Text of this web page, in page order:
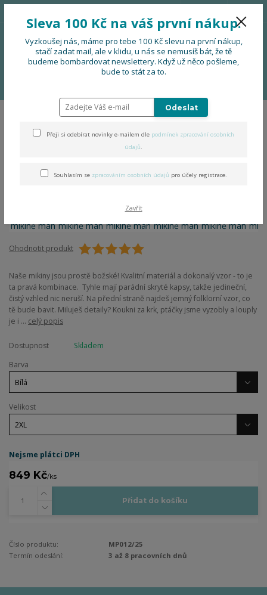
Menu
0 Kč
Folklor na mikině man
Ohodnotit produkt
Naše mikiny jsou prostě božské! Kvalitní materiál a dokonalý vzor - to je
ta pravá kombinace. Tyhle mají parádní skryté kapsy, takže jedineční,
čistý vzhled nic neruší. Na přední straně najdeš jemný folklorní vzor, co
tě bude bavit. Miluješ detaily? Koukni za krk, ptáčky jsme vyzobly a louply
je i ... celý popis
Dostupnost
Skladem
Barva
Velikost
Nejsme plátci DPH
849 Kč/ks
Přidat do košíku
Číslo produktu:
MP012/25
Termín odeslání:
3 až 8 pracovních dnů
Sleva 100 Kč na váš první nákup.
Vyzkoušej nás, máme pro tebe 100 Kč slevu na první nákup,
stačí zadat mail, ale v klidu, u nás se nemusíš bát, že tě
budeme bombardovat newslettery. Když už něco pošleme,
bude to stát za to.
Odeslat
Přeji si odebírat novinky e-mailem dle podmínek zpracování osobních
údajů.
Souhlasím se zpracováním osobních údajů pro účely registrace.
Zavřít